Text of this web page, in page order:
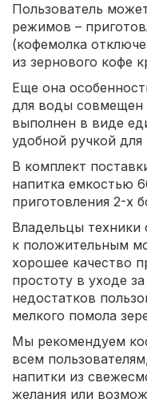
Пользователь
режимов –
(кофемолка
из зернового кофе
Еще она
для воды совмещен
выполнен в виде
удобной ручкой для
В комплект
напитка емкостью
приготовления 2-х
Владельцы техники
к положительным
хорошее качество
простоту в уходе
недостатков
мелкого помола
Мы рекомендуем
всем
напитки из
желания или